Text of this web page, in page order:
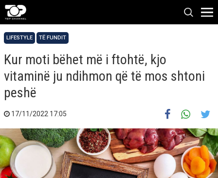
LIFESTYLE TË FUNDIT
Kur moti bëhet më i ftohtë, kjo
vitaminë ju ndihmon që të mos shtoni
peshë
17/11/2022 17:05